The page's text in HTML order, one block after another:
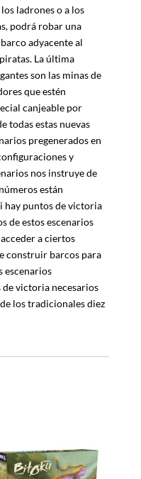
ladrones o a los
podrá robar una
adyacente al
La última
son las minas de
que estén
canjeable por
todas estas nuevas
pregenerados en
y
nos instruye de
están
hay puntos de victoria
de estos escenarios
a ciertos
construir barcos para
escenarios
victoria necesarios
los tradicionales diez